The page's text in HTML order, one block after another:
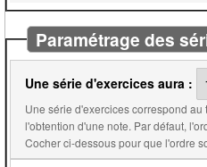
Paramétrage des
Une série d'exercices aura :
Une série d'exercices correspond
l'obtention d'une note. Par défaut,
Cocher ci-dessous pour que l'ordre